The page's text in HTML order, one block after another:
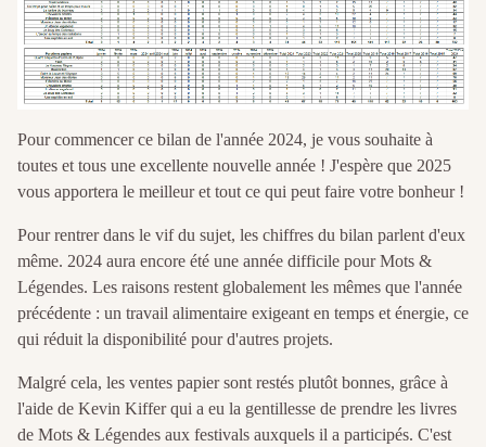
Pour commencer ce bilan de l'année 2024, je vous souhaite à
toutes et tous une excellente nouvelle année ! J'espère que 2025
vous apportera le meilleur et tout ce qui peut faire votre bonheur !
Pour rentrer dans le vif du sujet, les chiffres du bilan parlent d'eux
même. 2024 aura encore été une année difficile pour Mots &
Légendes. Les raisons restent globalement les mêmes que l'année
précédente : un travail alimentaire exigeant en temps et énergie, ce
qui réduit la disponibilité pour d'autres projets.
Malgré cela, les ventes papier sont restés plutôt bonnes, grâce à
l'aide de Kevin Kiffer qui a eu la gentillesse de prendre les livres
de Mots & Légendes aux festivals auxquels il a participés. C'est